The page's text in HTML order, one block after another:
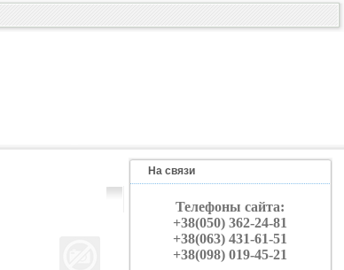
На связи
Телефоны сайта:
+38(050) 362-24-81
+38(063) 431-61-51
+38(098) 019-45-21